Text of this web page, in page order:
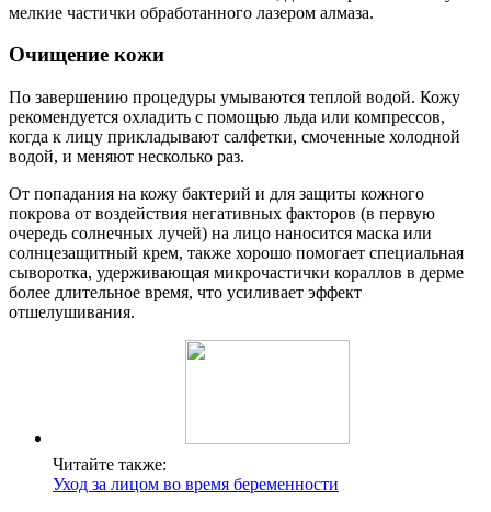
мелкие частички обработанного лазером алмаза.
Очищение кожи
По завершению процедуры умываются теплой водой. Кожу
рекомендуется охладить с помощью льда или компрессов,
когда к лицу прикладывают салфетки, смоченные холодной
водой, и меняют несколько раз.
От попадания на кожу бактерий и для защиты кожного
покрова от воздействия негативных факторов (в первую
очередь солнечных лучей) на лицо наносится маска или
солнцезащитный крем, также хорошо помогает специальная
сыворотка, удерживающая микрочастички кораллов в дерме
более длительное время, что усиливает эффект
отшелушивания.
Читайте также:
Уход за лицом во время беременности